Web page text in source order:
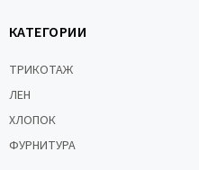
КАТЕГОРИИ
ТРИКОТАЖ
ЛЕН
ХЛОПОК
ФУРНИТУРА